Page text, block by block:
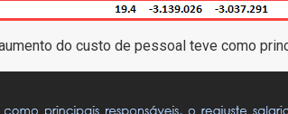
do custo de pessoal teve como